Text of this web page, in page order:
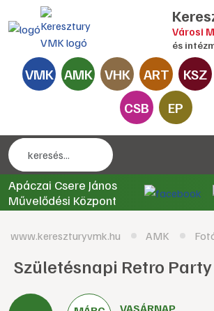
Városi
és
VMK AMK VHK ART KSZ
CSB
EP
Apáczai Csere János
Művelődési Központ
www.kereszturyvmk.hu AMK
Születésnapi Retro
VASÁRNAP